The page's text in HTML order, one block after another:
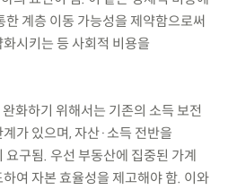
계층 이동 가능성을 제약함으로써
시키는 등 사회적 비용을
화하기 위해서는 기존의 소득 보전
가 있으며, 자산·소득 전반을
요구됨. 우선 부동산에 집중된 가계
여 자본 효율성을 제고해야 함. 이와